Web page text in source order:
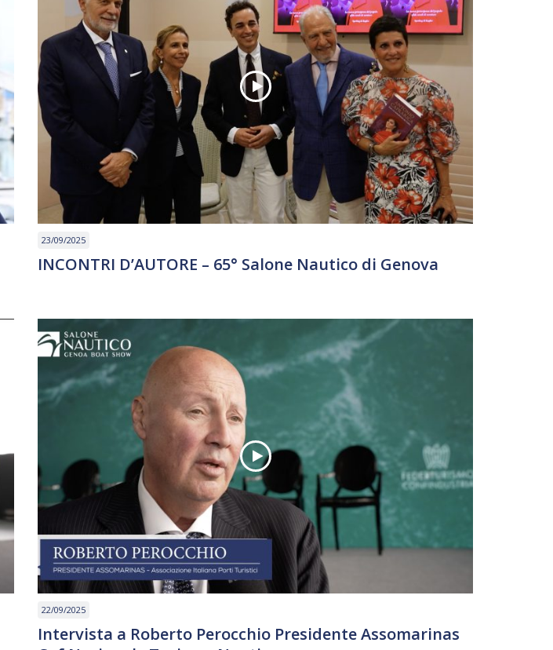
23/09/2025
INCONTRI D’AUTORE – 65° Salone Nautico di Genova
22/09/2025
Intervista a Roberto Perocchio Presidente Assomarinas